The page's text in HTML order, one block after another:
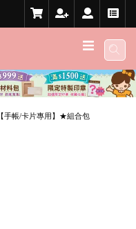
【手帳/卡片專用】★組合包